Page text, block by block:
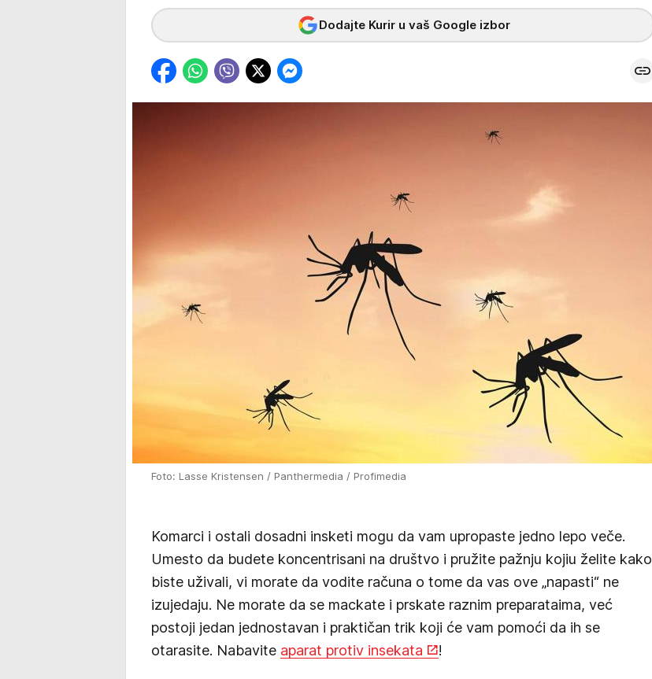
Dodajte Kurir u vaš Google izbor
Foto: Lasse Kristensen / Panthermedia / Profimedia
Komarci i ostali dosadni insketi mogu da vam upropaste jedno lepo veče.
Umesto da budete koncentrisani na društvo i pružite pažnju kojiu želite kako
biste uživali, vi morate da vodite računa o tome da vas ove „napasti“ ne
izujedaju. Ne morate da se mackate i prskate raznim preparataima, već
postoji jedan jednostavan i praktičan trik koji će vam pomoći da ih se
otarasite. Nabavite aparat protiv insekata !